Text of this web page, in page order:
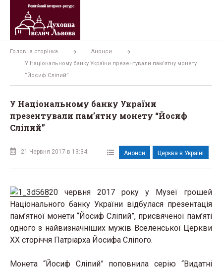
Перейти
вмісту
Головна сторінка
Анонси
У Національному банку України презентували пам’ятну монету
“Йосиф Сліпий”
У Національному банку України
презентували пам’ятну монету “Йосиф
Сліпий”
21 Червня 2017 в 13:34 Анонси Церква в Україні
20 червня 2017 року у Музеї грошей
Національного банку України відбулася презентація
пам’ятної монети “Йосиф Сліпий”, присвяченої пам’яті
одного з найвизначніших мужів Вселенської Церкви
ХХ сторіччя Патріарха Йосифа Сліпого.
Монета “Йосиф Сліпий” поповнила серію “Видатні